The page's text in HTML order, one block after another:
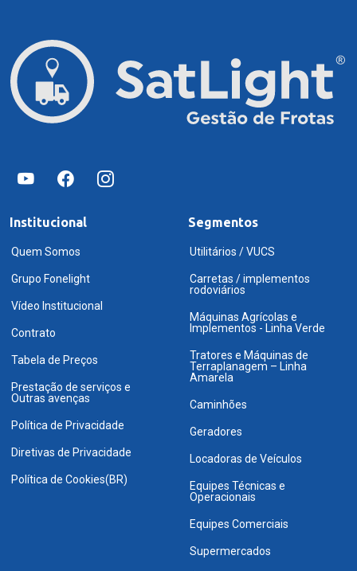
Institucional
Quem Somos
Grupo Fonelight
Vídeo Institucional
Contrato
Tabela de Preços
Prestação de serviços e
Outras avenças
Política de Privacidade
Diretivas de Privacidade
Política de Cookies(BR)
Segmentos
Utilitários / VUCS
Carretas / implementos
rodoviários
Máquinas Agrícolas e
Implementos - Linha Verde
Tratores e Máquinas de
Terraplanagem – Linha
Amarela
Caminhões
Geradores
Locadoras de Veículos
Equipes Técnicas e
Operacionais
Equipes Comerciais
Supermercados